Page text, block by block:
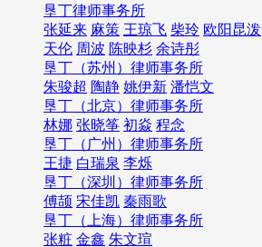
垦丁律师事务所
张延来 麻策 王琼飞 柴玲 欧阳昆泼
天伦 周波 陈映杉 余诗彤
垦丁（苏州）律师事务所
朱骏超 陶静 姚伊新 潘恺文
垦丁（北京）律师事务所
林娜 张晓筝 初焱 程念
垦丁（广州）律师事务所
王捷 白瑞泉 李烁
垦丁（深圳）律师事务所
傅颉 宋佳凯 秦雨歌
垦丁（上海）律师事务所
张粧 金鑫 朱文瑄